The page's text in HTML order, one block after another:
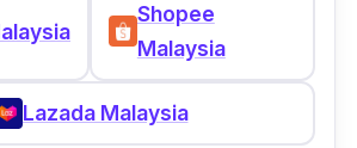
Shopee
Malaysia
Lazada Malaysia